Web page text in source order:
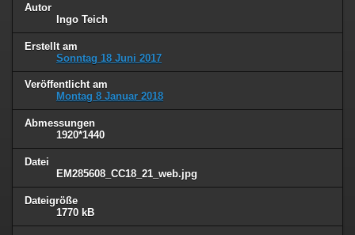
Autor
Ingo Teich
Erstellt am
Sonntag 18 Juni 2017
Veröffentlicht am
Montag 8 Januar 2018
Abmessungen
1920*1440
Datei
EM285608_CC18_21_web.jpg
Dateigröße
1770 kB